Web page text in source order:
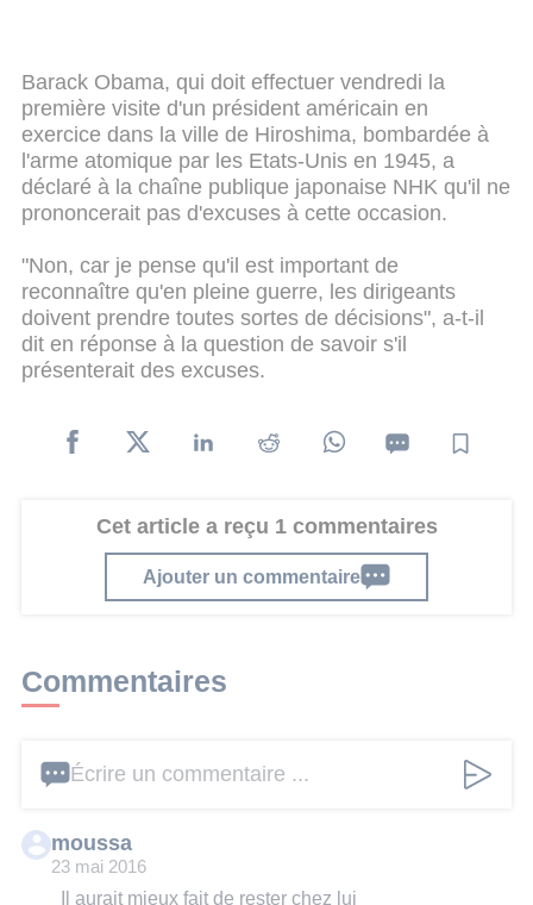
Barack Obama, qui doit effectuer vendredi la
première visite d'un président américain en
exercice dans la ville de Hiroshima, bombardée à
l'arme atomique par les Etats-Unis en 1945, a
déclaré à la chaîne publique japonaise NHK qu'il ne
prononcerait pas d'excuses à cette occasion.
"Non, car je pense qu'il est important de
reconnaître qu'en pleine guerre, les dirigeants
doivent prendre toutes sortes de décisions", a-t-il
dit en réponse à la question de savoir s'il
présenterait des excuses.
Cet article a reçu 1 commentaires
Ajouter un commentaire
Commentaires
Écrire un commentaire ...
moussa
23 mai 2016
Il aurait mieux fait de rester chez lui